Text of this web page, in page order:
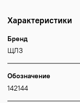
Характеристики
Бренд
ЩЛЗ
Обозначение
142144